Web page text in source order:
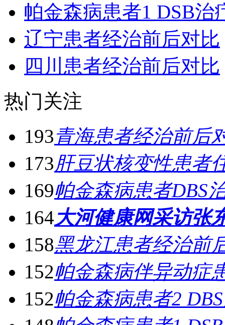
帕金森病患者1 DSB治
辽宁患者经治前后对比
四川患者经治前后对比
热门关注
193青海患者经治前后
173肝豆状核变性患者
169帕金森病患者DBS
164大河健康网采访张
158黑龙江患者经治前
152帕金森病伴异动症
152帕金森病患者2